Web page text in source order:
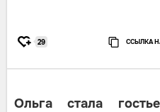
29 ССЫЛКА
Ольга стала